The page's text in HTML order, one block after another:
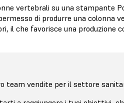
vertebrali su una stampante
di produrre una colonna
il che favorisce una produzione
team vendite per il settore